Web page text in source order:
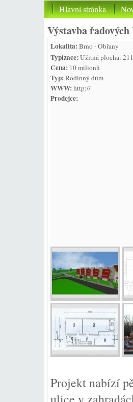
Hlavní stránka
Výstavba
Lokalita:Brno - Obřany
Typizace:Užitná plocha:
Cena: 10 milionů
Typ:Rodinný dům
WWW:http://
Prodejce:
Projekt nabízí